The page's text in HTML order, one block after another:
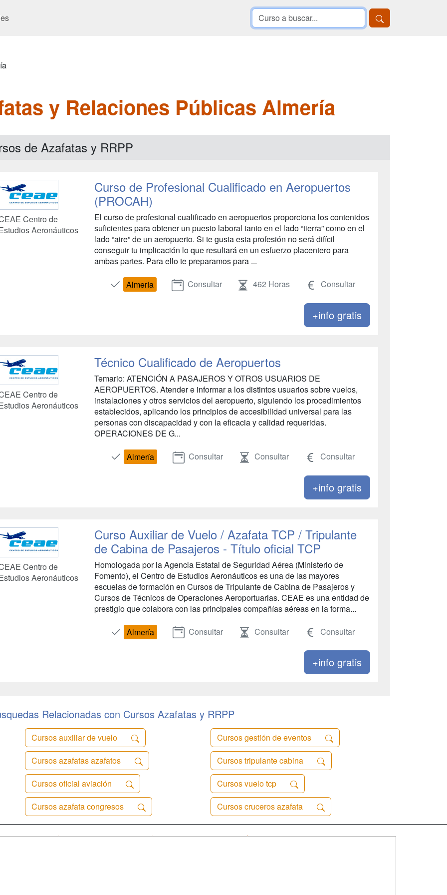
y Relaciones Públicas Almería
de Azafatas y RRPP
Centro de
Aeronáuticos
Curso de Profesional Cualificado en Aeropuertos
(PROCAH)
El curso de profesional cualificado en aeropuertos proporciona los contenidos
suficientes para obtener un puesto laboral tanto en el lado “tierra” como en el
lado “aire” de un aeropuerto. Si te gusta esta profesión no será difícil
conseguir tu implicación lo que resultará en un esfuerzo placentero para
ambas partes. Para ello te preparamos para ...
Almería Consultar 462 Horas Consultar
+info gratis
Centro de
Aeronáuticos
Técnico Cualificado de Aeropuertos
Temario: ATENCIÓN A PASAJEROS Y OTROS USUARIOS DE
AEROPUERTOS. Atender e informar a los distintos usuarios sobre vuelos,
instalaciones y otros servicios del aeropuerto, siguiendo los procedimientos
establecidos, aplicando los principios de accesibilidad universal para las
personas con discapacidad y con la eficacia y calidad requeridas.
OPERACIONES DE G...
Almería Consultar Consultar Consultar
+info gratis
Centro de
Aeronáuticos
Curso Auxiliar de Vuelo / Azafata TCP / Tripulante
de Cabina de Pasajeros - Título oficial TCP
Homologada por la Agencia Estatal de Seguridad Aérea (Ministerio de
Fomento), el Centro de Estudios Aeronáuticos es una de las mayores
escuelas de formación en Cursos de Tripulante de Cabina de Pasajeros y
Cursos de Técnicos de Operaciones Aeroportuarias. CEAE es una entidad de
prestigio que colabora con las principales compañías aéreas en la forma...
Almería Consultar Consultar Consultar
+info gratis
Relacionadas con Cursos Azafatas y RRPP
Cursos auxiliar de vuelo
Cursos gestión de eventos
Cursos azafatas azafatos
Cursos tripulante cabina
Cursos oficial aviación
Cursos vuelo tcp
Cursos azafata congresos Cursos cruceros azafata